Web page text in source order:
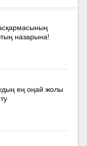
назарына!
ең оңай жолы